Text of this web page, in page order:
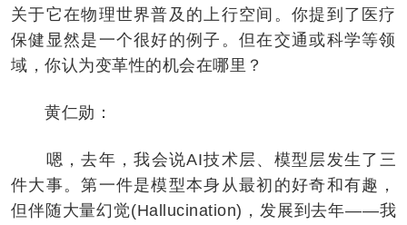
关于它在物理世界普及的上行空间。你提到了医疗
保健显然是一个很好的例子。但在交通或科学等领
域，你认为变革性的机会在哪里？
黄仁勋：
嗯，去年，我会说AI技术层、模型层发生了三
件大事。第一件是模型本身从最初的好奇和有趣，
但伴随大量幻觉(Hallucination)，发展到去年——我